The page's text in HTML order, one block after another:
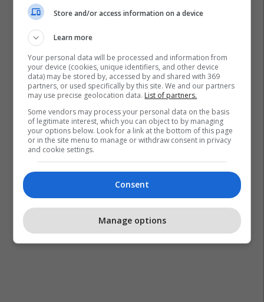
Store and/or access information on a device
Learn more
Your personal data will be processed and information from
your device (cookies, unique identifiers, and other device
data) may be stored by, accessed by and shared with 369
partners, or used specifically by this site. We and our partners
may use precise geolocation data. List of partners.
Some vendors may process your personal data on the basis
of legitimate interest, which you can object to by managing
your options below. Look for a link at the bottom of this page
or in the site menu to manage or withdraw consent in privacy
and cookie settings.
Consent
Manage options